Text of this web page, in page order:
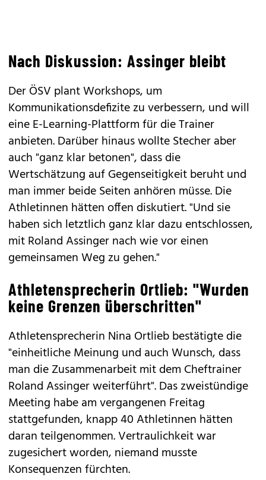
Nach Diskussion: Assinger bleibt
Der ÖSV plant Workshops, um
Kommunikationsdefizite zu verbessern, und will
eine E-Learning-Plattform für die Trainer
anbieten. Darüber hinaus wollte Stecher aber
auch "ganz klar betonen", dass die
Wertschätzung auf Gegenseitigkeit beruht und
man immer beide Seiten anhören müsse. Die
Athletinnen hätten offen diskutiert. "Und sie
haben sich letztlich ganz klar dazu entschlossen,
mit Roland Assinger nach wie vor einen
gemeinsamen Weg zu gehen."
Athletensprecherin Ortlieb: "Wurden
keine Grenzen überschritten"
Athletensprecherin Nina Ortlieb bestätigte die
"einheitliche Meinung und auch Wunsch, dass
man die Zusammenarbeit mit dem Cheftrainer
Roland Assinger weiterführt". Das zweistündige
Meeting habe am vergangenen Freitag
stattgefunden, knapp 40 Athletinnen hätten
daran teilgenommen. Vertraulichkeit war
zugesichert worden, niemand musste
Konsequenzen fürchten.